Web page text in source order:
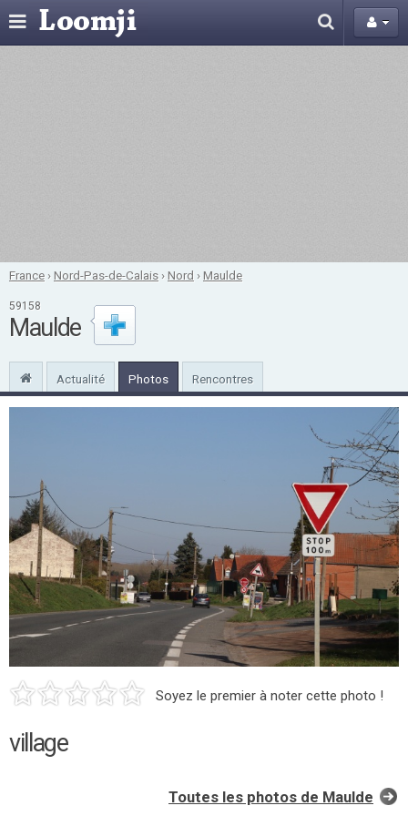
France ›Nord-Pas-de-Calais ›Nord ›Maulde
59158
Maulde
Actualité Photos Rencontres
Soyez le premier à noter cette photo !
village
Toutes les photos de Maulde